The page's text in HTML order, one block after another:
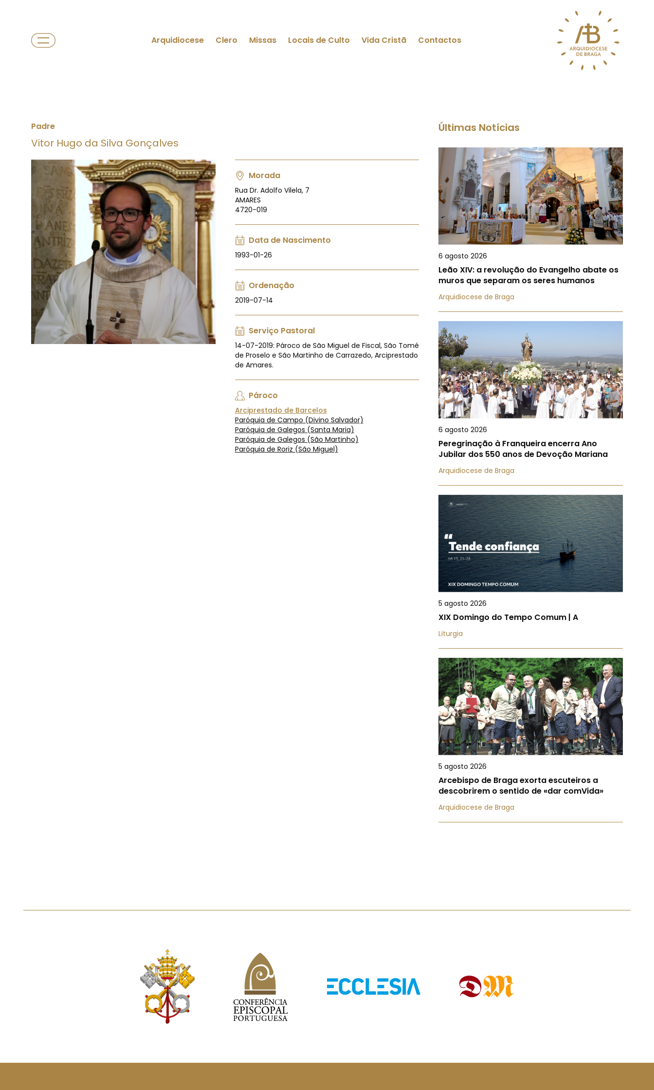
Arquidiocese Clero Missas Locais de Culto Vida Cristã Contactos
Padre
Vitor Hugo da Silva Gonçalves
Morada
Rua Dr. Adolfo Vilela, 7
AMARES
4720-019
Data de Nascimento
1993-01-26
Ordenação
2019-07-14
Serviço Pastoral
14-07-2019: Pároco de São Miguel de Fiscal, São Tomé
de Proselo e São Martinho de Carrazedo, Arciprestado
de Amares.
Pároco
Arciprestado de Barcelos
Paróquia de Campo (Divino Salvador)
Paróquia de Galegos (Santa Maria)
Paróquia de Galegos (São Martinho)
Paróquia de Roriz (São Miguel)
Últimas Notícias
6 agosto 2026
Leão XIV: a revolução do Evangelho abate os
muros que separam os seres humanos
Arquidiocese de Braga
6 agosto 2026
Peregrinação à Franqueira encerra Ano
Jubilar dos 550 anos de Devoção Mariana
Arquidiocese de Braga
5 agosto 2026
XIX Domingo do Tempo Comum | A
Liturgia
5 agosto 2026
Arcebispo de Braga exorta escuteiros a
descobrirem o sentido de «dar comVida»
Arquidiocese de Braga